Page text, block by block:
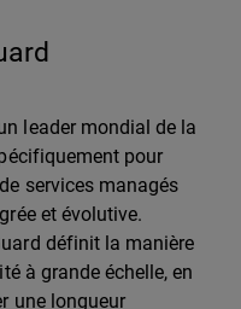
leader mondial de la
pour
services managés
et évolutive.
définit la manière
à grande échelle, en
une longueur